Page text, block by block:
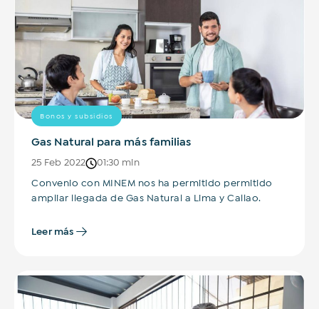
Bonos y subsidios
Gas Natural para más familias
25 Feb 2022 01:30 min
Convenio con MINEM nos ha permitido permitido
ampliar llegada de Gas Natural a Lima y Callao.
Leer más